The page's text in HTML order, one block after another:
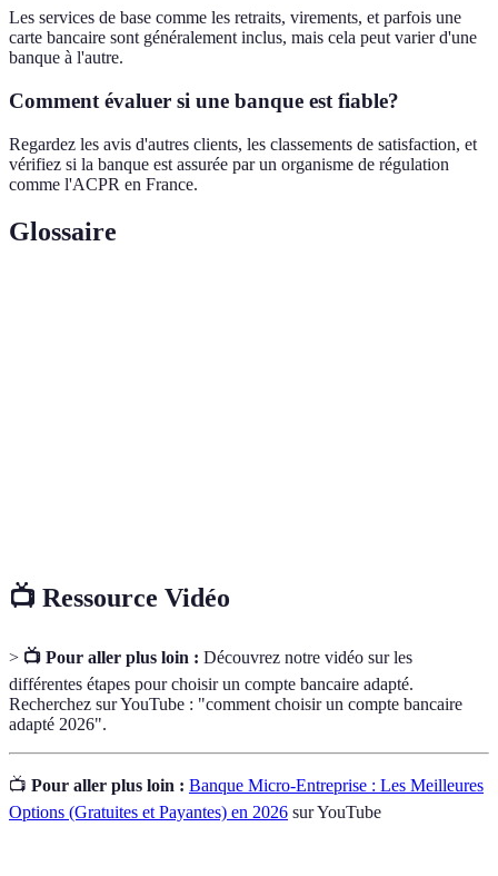
Les services de base comme les retraits, virements, et parfois une
carte bancaire sont généralement inclus, mais cela peut varier d'une
banque à l'autre.
Comment évaluer si une banque est fiable?
Regardez les avis d'autres clients, les classements de satisfaction, et
vérifiez si la banque est assurée par un organisme de régulation
comme l'ACPR en France.
Glossaire
📺 Ressource Vidéo
> 📺 Pour aller plus loin : Découvrez notre vidéo sur les
différentes étapes pour choisir un compte bancaire adapté.
Recherchez sur YouTube : "comment choisir un compte bancaire
adapté 2026".
📺 Pour aller plus loin : Banque Micro-Entreprise : Les Meilleures
Options (Gratuites et Payantes) en 2026 sur YouTube